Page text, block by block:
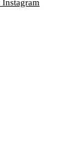
Instagram